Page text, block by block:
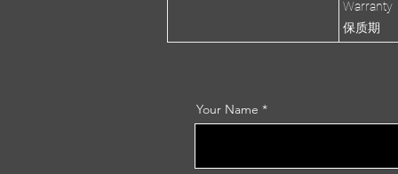
Warranty
保质期
Your Name